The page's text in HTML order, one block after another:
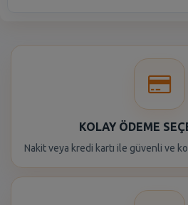
KOLAY ÖDEME
Nakit veya kredi kartı ile güvenli ve